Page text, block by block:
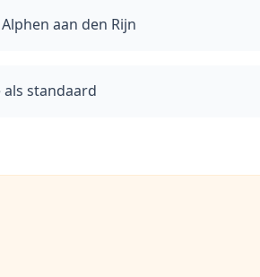
aan den Rijn
standaard